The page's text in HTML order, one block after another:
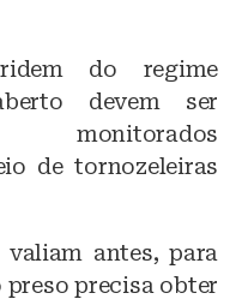
do regime
devem ser
monitorados
de tornozeleiras
antes, para
precisa obter